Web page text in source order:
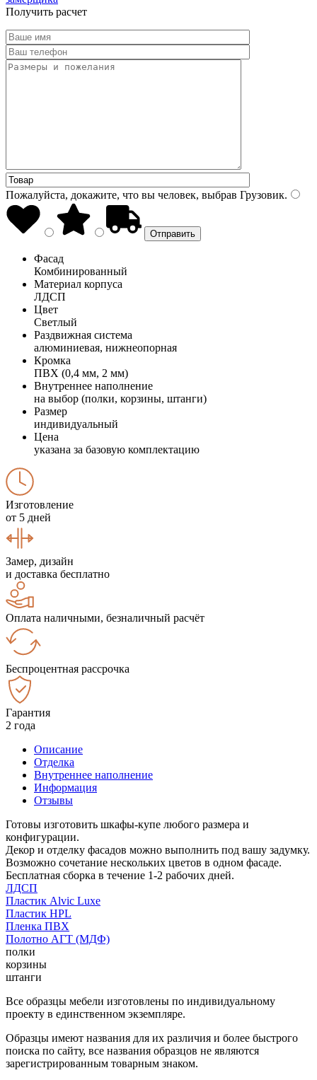
Получить расчет
Пожалуйста, докажите, что вы человек, выбрав Грузовик.
Фасад
Комбинированный
Материал корпуса
ЛДСП
Цвет
Светлый
Раздвижная система
алюминиевая, нижнеопорная
Кромка
ПВХ (0,4 мм, 2 мм)
Внутреннее наполнение
на выбор (полки, корзины, штанги)
Размер
индивидуальный
Цена
указана за базовую комплектацию
Изготовление
от 5 дней
Замер, дизайн
и доставка бесплатно
Оплата наличными, безналичный расчёт
Беспроцентная рассрочка
Гарантия
2 года
Описание
Отделка
Внутреннее наполнение
Информация
Отзывы
Готовы изготовить шкафы-купе любого размера и
конфигурации.
Декор и отделку фасадов можно выполнить под вашу задумку.
Возможно сочетание нескольких цветов в одном фасаде.
Бесплатная сборка в течение 1-2 рабочих дней.
ЛДСП
Пластик Alvic Luxe
Пластик HPL
Пленка ПВХ
Полотно АГТ (МДФ)
полки
корзины
штанги
Все образцы мебели изготовлены по индивидуальному
проекту в единственном экземпляре.
Образцы имеют названия для их различия и более быстрого
поиска по сайту, все названия образцов не являются
зарегистрированным товарным знаком.